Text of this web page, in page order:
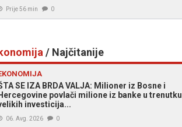
Prije 56 min 0
/ Najčitanije
SE IZA BRDA VALJA: Milioner iz Bosne i
povlači milione iz banke u trenutku
investicija...
06. Avg. 2026 0